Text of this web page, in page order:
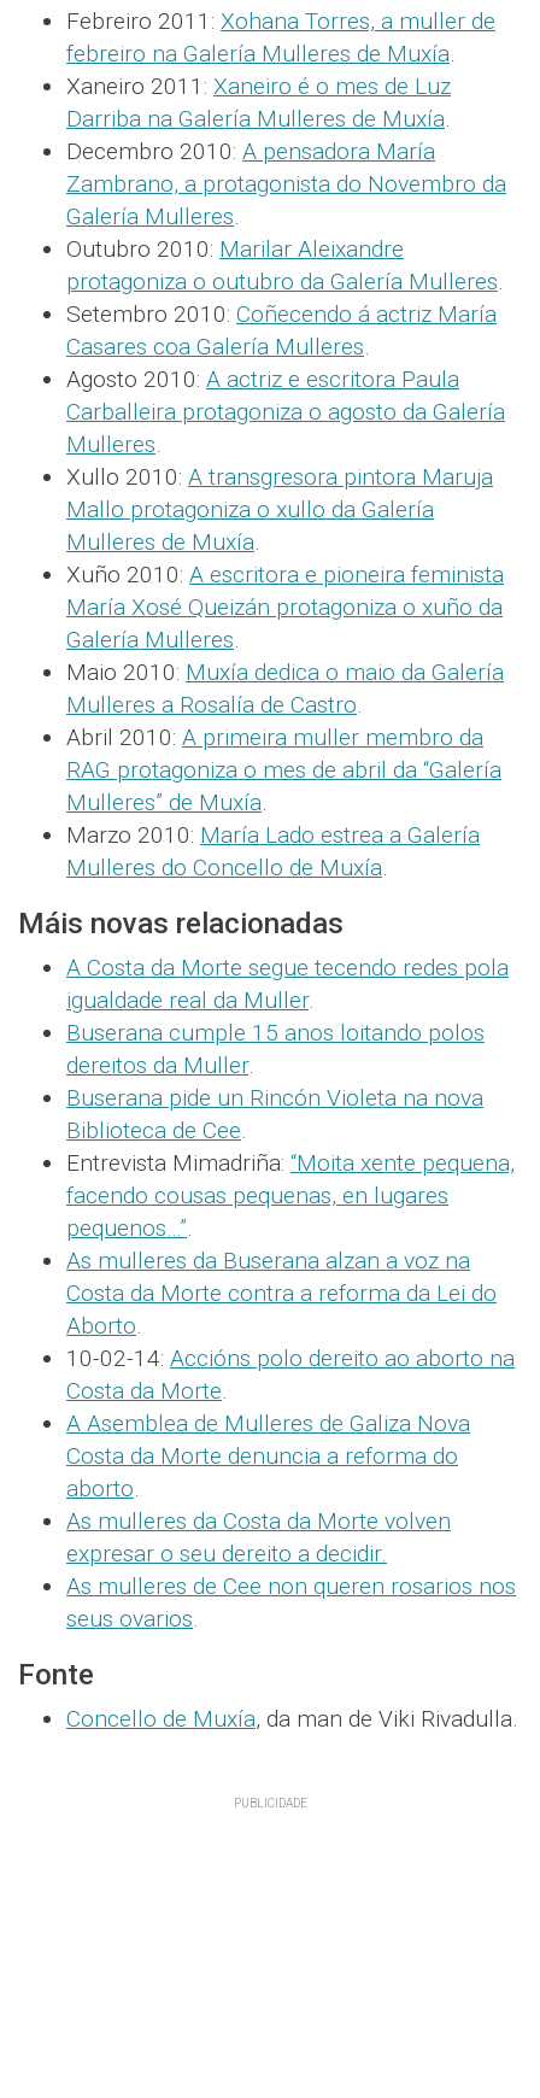
Febreiro 2011: Xohana Torres, a muller de
febreiro na Galería Mulleres de Muxía.
Xaneiro 2011: Xaneiro é o mes de Luz
Darriba na Galería Mulleres de Muxía.
Decembro 2010: A pensadora María
Zambrano, a protagonista do Novembro da
Galería Mulleres.
Outubro 2010: Marilar Aleixandre
protagoniza o outubro da Galería Mulleres.
Setembro 2010: Coñecendo á actriz María
Casares coa Galería Mulleres.
Agosto 2010: A actriz e escritora Paula
Carballeira protagoniza o agosto da Galería
Mulleres.
Xullo 2010: A transgresora pintora Maruja
Mallo protagoniza o xullo da Galería
Mulleres de Muxía.
Xuño 2010: A escritora e pioneira feminista
María Xosé Queizán protagoniza o xuño da
Galería Mulleres.
Maio 2010: Muxía dedica o maio da Galería
Mulleres a Rosalía de Castro.
Abril 2010: A primeira muller membro da
RAG protagoniza o mes de abril da “Galería
Mulleres” de Muxía.
Marzo 2010: María Lado estrea a Galería
Mulleres do Concello de Muxía.
Máis novas relacionadas
A Costa da Morte segue tecendo redes pola
igualdade real da Muller.
Buserana cumple 15 anos loitando polos
dereitos da Muller.
Buserana pide un Rincón Violeta na nova
Biblioteca de Cee.
Entrevista Mimadriña: “Moita xente pequena,
facendo cousas pequenas, en lugares
pequenos…”.
As mulleres da Buserana alzan a voz na
Costa da Morte contra a reforma da Lei do
Aborto.
10-02-14: Accións polo dereito ao aborto na
Costa da Morte.
A Asemblea de Mulleres de Galiza Nova
Costa da Morte denuncia a reforma do
aborto.
As mulleres da Costa da Morte volven
expresar o seu dereito a decidir.
As mulleres de Cee non queren rosarios nos
seus ovarios.
Fonte
Concello de Muxía, da man de Viki Rivadulla.